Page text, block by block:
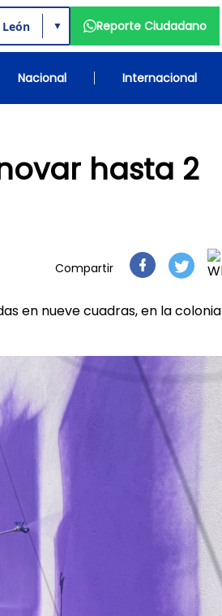
▼ Reporte Ciudadano
Nacional Internacional
hasta 2
Compartir
en nueve cuadras, en la colonia